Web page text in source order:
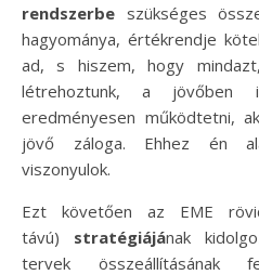
rendszerbe szükséges
hagyománya, értékrendje
ad, s hiszem, hogy
létrehoztunk, a
eredményesen működtetni,
jövő záloga. Ehhez én
viszonyulok.
Ezt követően az EME
távú) stratégiájának
tervek összeállításának